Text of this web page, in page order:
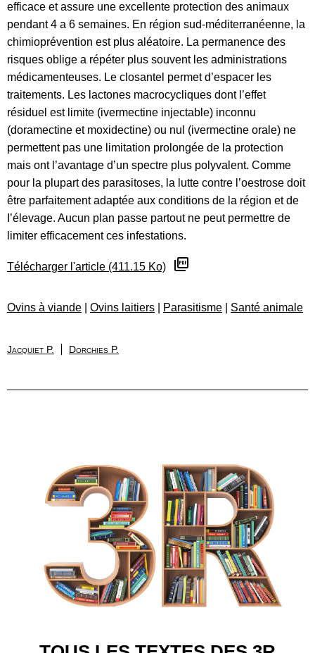
efficace et assure une excellente protection des animaux
pendant 4 a 6 semaines. En région sud-méditerranéenne, la
chimioprévention est plus aléatoire. La permanence des
risques oblige a répéter plus souvent les administrations
médicamenteuses. Le closantel permet d’espacer les
traitements. Les lactones macrocycliques dont l’effet
résiduel est limite (ivermectine injectable) inconnu
(doramectine et moxidectine) ou nul (ivermectine orale) ne
permettent pas une limitation prolongée de la protection
mais ont l’avantage d’un spectre plus polyvalent. Comme
pour la plupart des parasitoses, la lutte contre l’oestrose doit
être parfaitement adaptée aux conditions de la région et de
I’élevage. Aucun plan passe partout ne peut permettre de
limiter efficacement ces infestations.
Télécharger l'article (411.15 Ko)
Ovins à viande Ovins laitiers Parasitisme Santé animale
Jacquiet P. Dorchies P.